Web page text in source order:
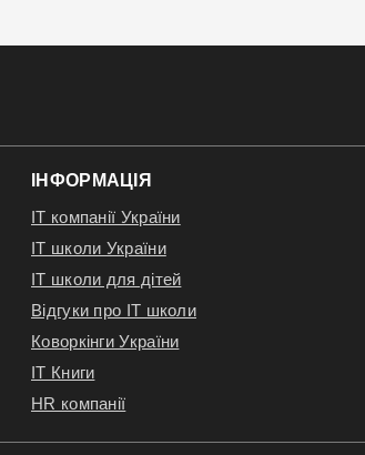
ІНФОРМАЦІЯ
IT компанії України
IT школи України
IT школи для дітей
Відгуки про IT школи
Коворкінги України
IT Книги
HR компанії